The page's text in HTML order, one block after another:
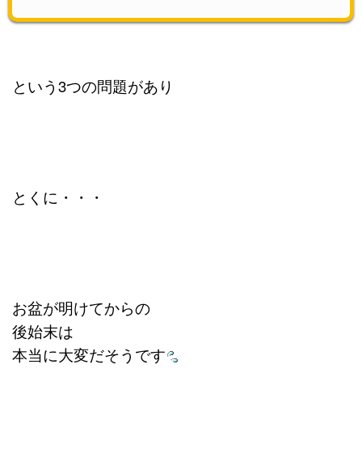
という3つの問題があり
とくに・・・
お盆が明けてからの
後始末は
本当に大変だそうです